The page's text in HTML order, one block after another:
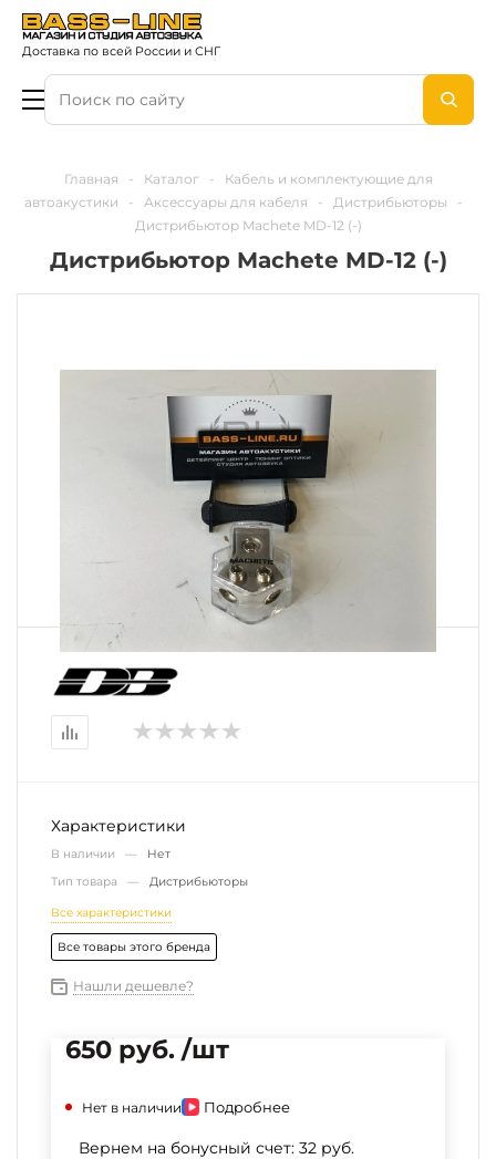
Доставка по всей России и СНГ
Главная - Каталог -
Кабель и комплектующие для
автоакустики
- Аксессуары для кабеля - Дистрибьюторы
-
Дистрибьютор Machete MD-12 (-)
Дистрибьютор Machete MD-12 (-)
Характеристики
В наличии — Нет
Тип товара — Дистрибьюторы
Все характеристики
Все товары этого бренда
Нашли дешевле?
650 руб. /шт
Нет в наличии Подробнее
Вернем на бонусный счет: 32 руб.